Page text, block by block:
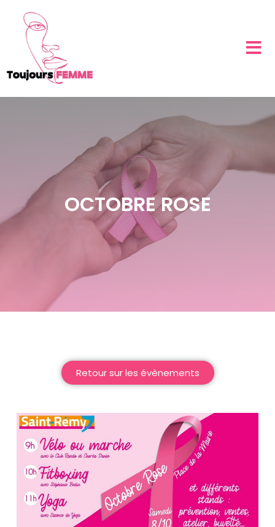
OCTOBRE ROSE
Retour sur les évènements